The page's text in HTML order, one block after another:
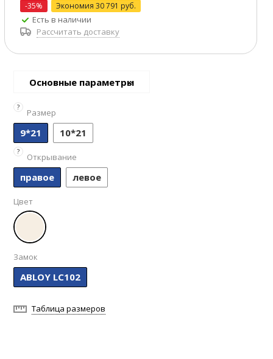
-35% Экономия 30 791 руб.
Есть в наличии
Рассчитать доставку
Основные параметры
?
Размер
9*21 10*21
?
Открывание
правое левое
Цвет
Замок
ABLOY LC102
Таблица размеров